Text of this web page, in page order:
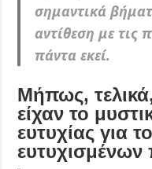
σημαντικά
αντίθεση με τις
πάντα εκεί.
Μήπως,
είχαν το
ευτυχίας για
ευτυχισμένων